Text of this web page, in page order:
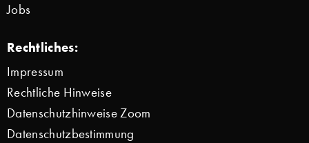
Jobs
Rechtliches:
Impressum
Rechtliche Hinweise
Datenschutzhinweise Zoom
Datenschutzbestimmung